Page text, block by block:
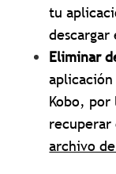
tu
Eliminar
Kobo, por
archivo